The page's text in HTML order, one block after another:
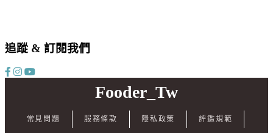
追蹤 & 訂閱我們
Fooder_Tw
常見問題 服務條款 隱私政策 評鑑規範